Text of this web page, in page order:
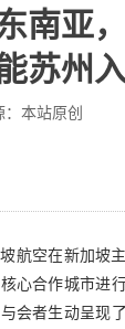
南亚
苏州
本站原创
航空在新加坡
心合作城市进
会者生动呈现